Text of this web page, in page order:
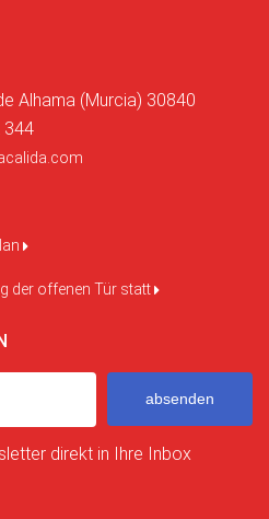
Alhama (Murcia) 30840
344
der offenen Tür statt
absenden
direkt in Ihre Inbox